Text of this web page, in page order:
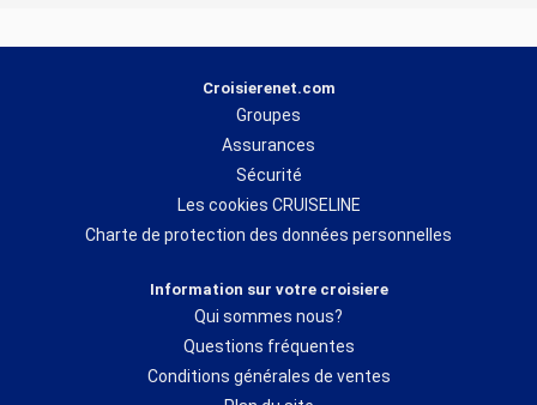
Croisierenet.com
Groupes
Assurances
Sécurité
Les cookies CRUISELINE
Charte de protection des données personnelles
Information sur votre croisiere
Qui sommes nous?
Questions fréquentes
Conditions générales de ventes